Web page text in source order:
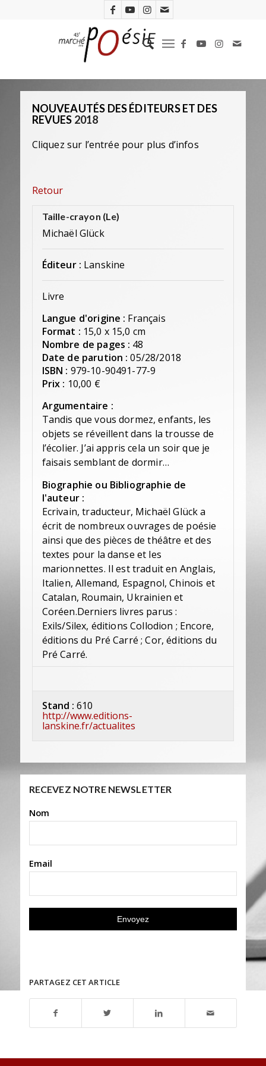
NOUVEAUTÉS DES ÉDITEURS ET DES
REVUES 2018
Cliquez sur l’entrée pour plus d’infos
Retour
Taille-crayon (Le)
Michaël Glück
Éditeur : Lanskine
Livre
Langue d'origine : Français
Format : 15,0 x 15,0 cm
Nombre de pages : 48
Date de parution : 05/28/2018
ISBN : 979-10-90491-77-9
Prix : 10,00 €
Argumentaire :
Tandis que vous dormez, enfants, les
objets se réveillent dans la trousse de
l’écolier. J’ai appris cela un soir que je
faisais semblant de dormir…
Biographie ou Bibliographie de
l'auteur :
Ecrivain, traducteur, Michaël Glück a
écrit de nombreux ouvrages de poésie
ainsi que des pièces de théâtre et des
textes pour la danse et les
marionnettes. Il est traduit en Anglais,
Italien, Allemand, Espagnol, Chinois et
Catalan, Roumain, Ukrainien et
Coréen.Derniers livres parus :
Exils/Silex, éditions Collodion ; Encore,
éditions du Pré Carré ; Cor, éditions du
Pré Carré.
Stand : 610
http://www.editions-
lanskine.fr/actualites
RECEVEZ NOTRE NEWSLETTER
Nom
Email
PARTAGEZ CET ARTICLE